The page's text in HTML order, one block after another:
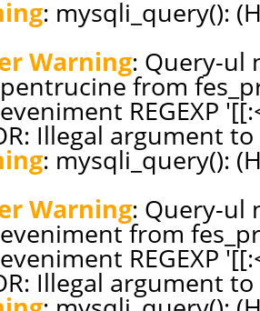
: mysqli_query():
Warning: Query-ul
from
REGEXP
Illegal argument
: mysqli_query():
Warning: Query-ul
from
REGEXP
Illegal argument